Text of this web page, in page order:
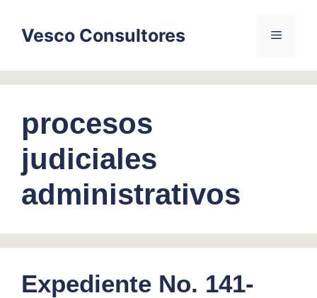
contentVesco Consultores Menu
procesos
judiciales
administrativos
Expediente No. 141-